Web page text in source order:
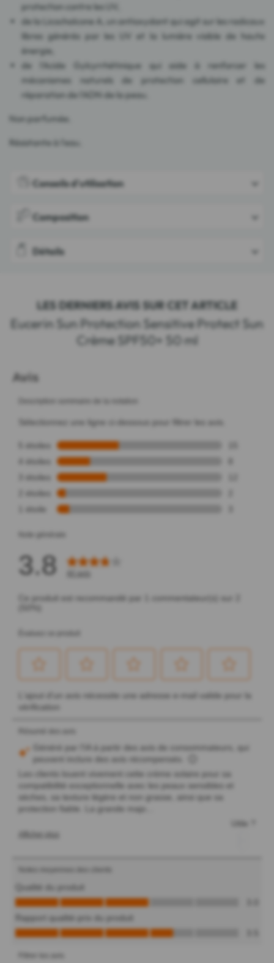
protection contre les UV,
de la Licochalcone A, un antioxydant qui agit sur les radicaux
libres générés par les UV et la lumière visible de haute
énergie,
de l'Acide Gylcyrrhétinique qui aide à renforcer les
mécanismes naturels de protection cellulaire et de
réparation de l'ADN de la peau.
Non parfumée.
Résistante à l'eau.
Conseils d'utilisation
Composition
Détails
LES DERNIERS AVIS SUR CET ARTICLE
Eucerin Sun Protection Sensitive Protect Sun
Crème SPF50+ 50 ml